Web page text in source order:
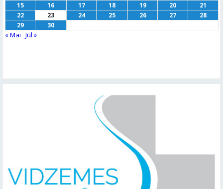
15
16 17 18 19 20
21
22
23 24 25 26 27
28
29
30
« Mai Jūl »